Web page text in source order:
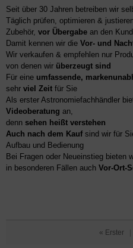
Seit über 30 Jahren betreiben wir
Täglich prüfen, optimieren &
Zubehör, vor Übergabe an den
Damit kennen wir die Vor- und
Wir verkaufen & empfehlen nur
von denen wir überzeugt sind
Für eine umfassende,
sehr viel Zeit für Sie
Als erster Astronomiefachhändler
Videoberatung an,
denn sehen heißt verstehen
Auch nach dem Kaufsind wir für
Aufbau und Bedienung
Bei Fragen oder Neueinstieg bieten
in besonderen Fällen auch Vor-Ort-
« Erster